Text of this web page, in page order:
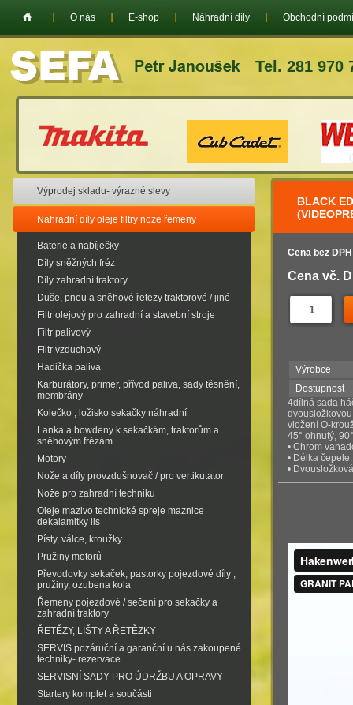
Tel. 281 970
O nás E-shop Náhradní díly Obchodní
Výprodej skladu- výrazné slevy
Nahradní díly oleje filtry noze řemeny
Baterie a nabíječky
Díly sněžných fréz
Díly zahradní traktory
Duše, pneu a sněhové řetezy traktorové / jiné
Filtr olejový pro zahradní a stavební stroje
Filtr palivový
Filtr vzduchový
Hadička paliva
Karburátory, primer, přívod paliva, sady těsnění,
membrány
Kolečko , ložisko sekačky náhradní
Lanka a bowdeny k sekačkám, traktorům a
sněhovým frézám
Motory
Nože a díly provzdušnovač / pro vertikutator
Nože pro zahradní techniku
Oleje mazivo technické spreje maznice
dekalamitky lis
Písty, válce, kroužky
Pružiny motorů
Převodovky sekaček, pastorky pojezdové díly ,
pružiny, ozubena kola
Řemeny pojezdové / sečení pro sekačky a
zahradní traktory
ŘETĚZY, LIŠTY A ŘETĚZKY
SERVIS pozáruční a garanční u nás zakoupené
techniky- rezervace
SERVISNÍ SADY PRO ÚDRŽBU A OPRAVY
Startery komplet a součásti
BLACK
Cena bez
Cena vč.
Výrobce
Dostupnost
4dílná sada
vložení O-
45° ohnutý,
• Chrom
• Délka
•